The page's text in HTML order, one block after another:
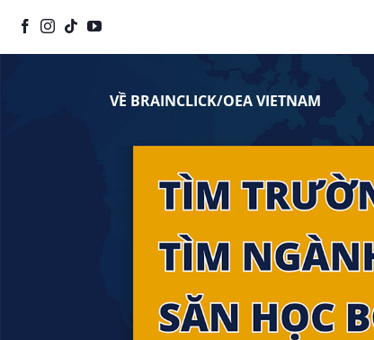
đến
nội
VỀ BRAINCLICK/OEA VIETNAM